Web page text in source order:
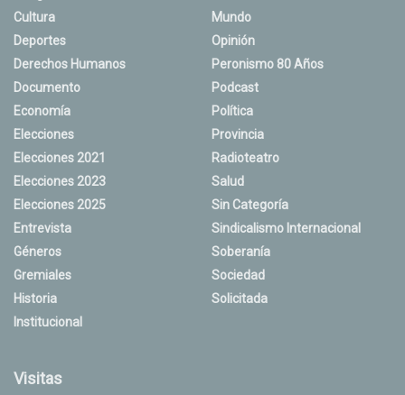
Cultura
Deportes
Derechos Humanos
Documento
Economía
Elecciones
Elecciones 2021
Elecciones 2023
Elecciones 2025
Entrevista
Géneros
Gremiales
Historia
Institucional
Mundo
Opinión
Peronismo 80 Años
Podcast
Política
Provincia
Radioteatro
Salud
Sin Categoría
Sindicalismo Internacional
Soberanía
Sociedad
Solicitada
Visitas